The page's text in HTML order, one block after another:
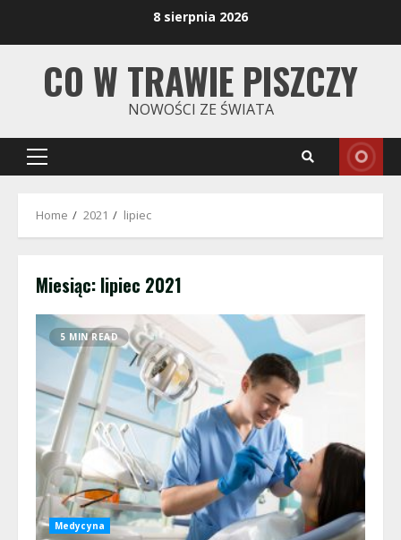
8 sierpnia 2026
CO W TRAWIE PISZCZY
NOWOŚCI ZE ŚWIATA
Primary
Home 2021 lipiec
Miesiąc: lipiec 2021
5 MIN READ
Medycyna